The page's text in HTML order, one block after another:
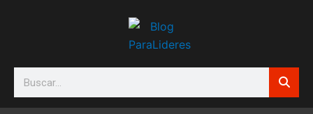
Search